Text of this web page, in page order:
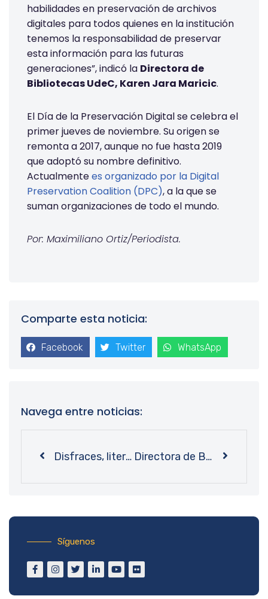
habilidades en preservación de archivos
digitales para todos quienes en la institución
tenemos la responsabilidad de preservar
esta información para las futuras
generaciones”, indicó la Directora de
Bibliotecas UdeC, Karen Jara Maricic.
El Día de la Preservación Digital se celebra el
primer jueves de noviembre. Su origen se
remonta a 2017, aunque no fue hasta 2019
que adoptó su nombre definitivo.
Actualmentees organizado por la Digital
Preservation Coalition (DPC), a la que se
suman organizaciones de todo el mundo.
Por: Maximiliano Ortiz/Periodista.
Comparte esta noticia:
Facebook Twitter WhatsApp
Navega entre noticias:
Disfraces, literatura de terror y ciencia: Estudiantes celebran “Halloween” en Biblioteca Central UdeC Directora de Bibliotecas UdeC es reelecta como Presidenta de la CABID
Síguenos